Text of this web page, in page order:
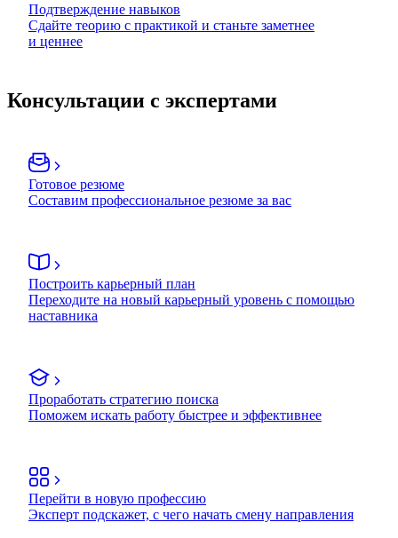
Подтверждение навыков
Сдайте теорию с практикой и станьте заметнее
и ценнее
Консультации с экспертами
Готовое резюме
Составим профессиональное резюме за вас
Построить карьерный план
Переходите на новый карьерный уровень с помощью
наставника
Проработать стратегию поиска
Поможем искать работу быстрее и эффективнее
Перейти в новую профессию
Эксперт подскажет, с чего начать смену направления